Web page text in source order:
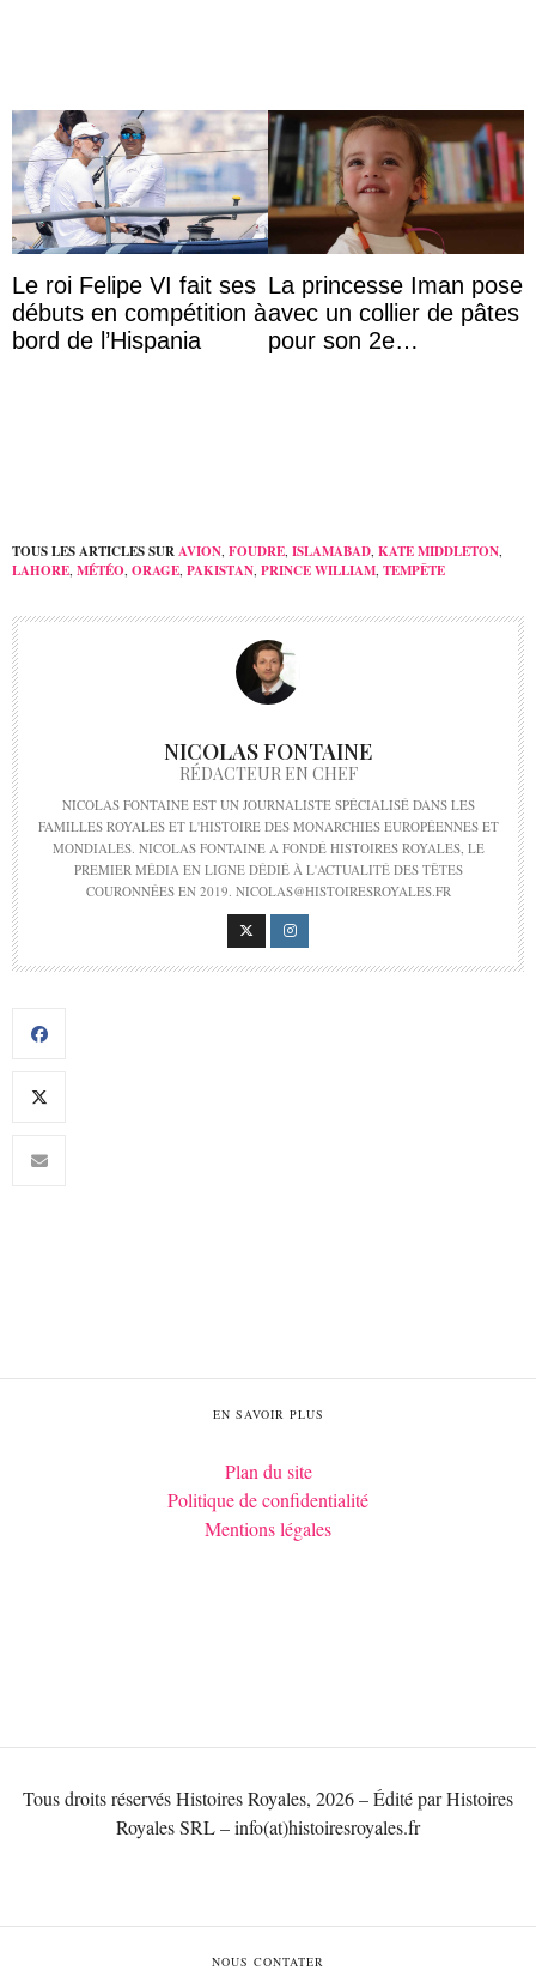
Le roi Felipe VI fait ses
débuts en compétition à
bord de l’Hispania
La princesse Iman pose
avec un collier de pâtes
pour son 2e
TOUS LES ARTICLES SURAVION, FOUDRE, ISLAMABAD, KATE MIDDLETON,
LAHORE, MÉTÉO, ORAGE, PAKISTAN, PRINCE WILLIAM, TEMPÊTE
NICOLAS FONTAINE
RÉDACTEUR EN CHEF
NICOLAS FONTAINE EST UN JOURNALISTE SPÉCIALISÉ DANS LES
FAMILLES ROYALES ET L'HISTOIRE DES MONARCHIES EUROPÉENNES ET
MONDIALES. NICOLAS FONTAINE A FONDÉ HISTOIRES ROYALES, LE
PREMIER MÉDIA EN LIGNE DÉDIÉ À L'ACTUALITÉ DES TÊTES
COURONNÉES EN 2019. NICOLAS@HISTOIRESROYALES.FR
EN SAVOIR PLUS
Plan du site
Politique de confidentialité
Mentions légales
Tous droits réservés Histoires Royales, 2026 – Édité par Histoires
Royales SRL – info(at)histoiresroyales.fr
NOUS CONTATER